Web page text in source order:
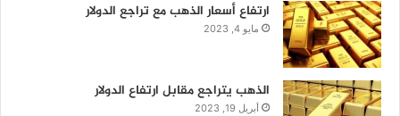
ارتفاع أسعار الذهب مع تراجع الدولار
مايو 4, 2023
الذهب يتراجع مقابل ارتفاع الدولار
أبريل 19, 2023